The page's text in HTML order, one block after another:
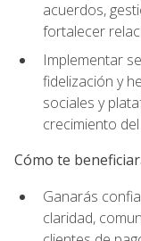
acuerdos,
fortalecer
Implementar
fidelización y
sociales y
crecimiento
Cómo te
Ganarás
claridad,